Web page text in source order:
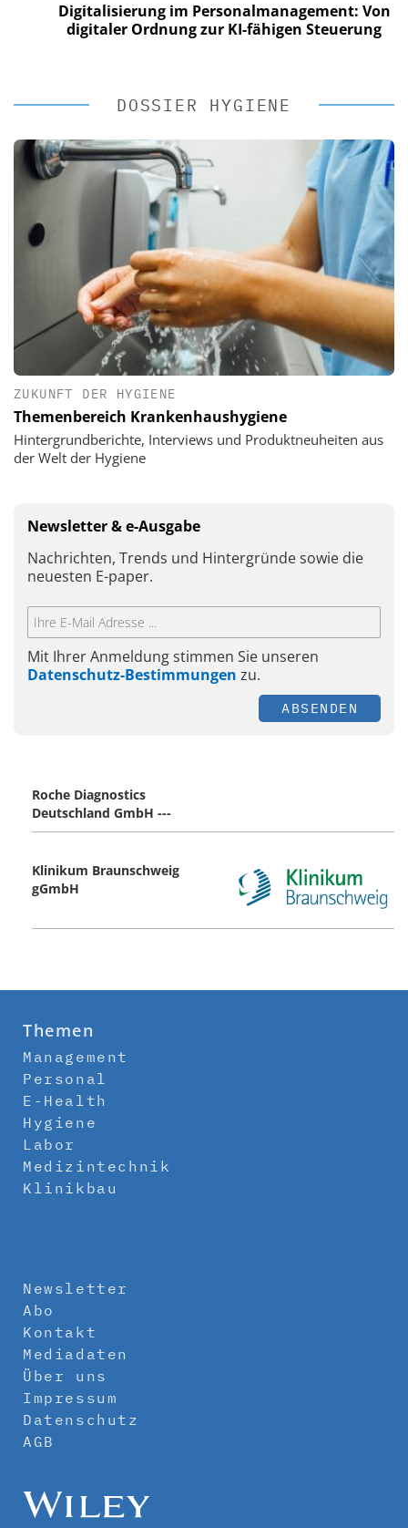
Digitalisierung im Personalmanagement: Von
digitaler Ordnung zur KI-fähigen Steuerung
DOSSIER HYGIENE
ZUKUNFT DER HYGIENE
Themenbereich Krankenhaushygiene
Hintergrundberichte, Interviews und Produktneuheiten aus
der Welt der Hygiene
Newsletter & e-Ausgabe
Nachrichten, Trends und Hintergründe sowie die
neuesten E-paper.
Mit Ihrer Anmeldung stimmen Sie unseren
Datenschutz-Bestimmungen zu.
ABSENDEN
Roche Diagnostics
Deutschland GmbH ---
Klinikum Braunschweig
gGmbH
Themen
Management
Personal
E-Health
Hygiene
Labor
Medizintechnik
Klinikbau
Newsletter
Abo
Kontakt
Mediadaten
Über uns
Impressum
Datenschutz
AGB